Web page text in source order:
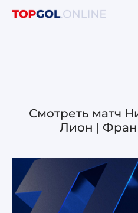
ОБЗОРЫ ЛЧ УЕФА
ОБЗОРЫ ЛЕ УЕФА
Лига чемпионов УЕФА
Смотреть матч
Лион |